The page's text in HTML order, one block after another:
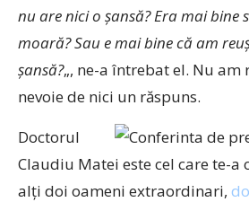
nu are nici o şansă? Era mai bine
moară? Sau e mai bine că am
şansă?„, ne-a întrebat el. Nu am
nevoie de nici un răspuns.
Doctorul
Claudiu Matei este cel care te-a
alţi doi oameni extraordinari,